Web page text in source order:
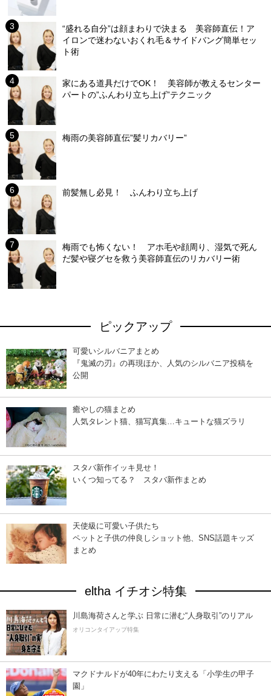
“盛れる自分”は顔まわりで決まる 美容師直伝！ア
イロンで迷わないおくれ毛＆サイドバング簡単セッ
ト術
家にある道具だけでOK！ 美容師が教えるセンター
パートの”ふんわり立ち上げ”テクニック
梅雨の美容師直伝”髪リカバリー”
前髪無し必見！ ふんわり立ち上げ
梅雨でも怖くない！ アホ毛や顔周り、湿気で死ん
だ髪や寝グセを救う美容師直伝のリカバリー術
ピックアップ
可愛いシルバニアまとめ
『鬼滅の刃』の再現ほか、人気のシルバニア投稿を
公開
癒やしの猫まとめ
人気タレント猫、猫写真集…キュートな猫ズラリ
スタバ新作イッキ見せ！
いくつ知ってる？ スタバ新作まとめ
天使級に可愛い子供たち
ペットと子供の仲良しショット他、SNS話題キッズ
まとめ
eltha イチオシ特集
川島海荷さんと学ぶ 日常に潜む“人身取引”のリアル
オリコンタイアップ特集
マクドナルドが40年にわたり支える「小学生の甲子
園」